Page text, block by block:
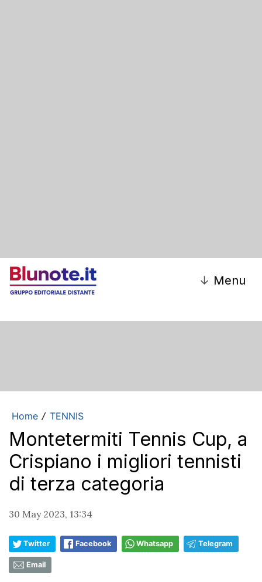
↓ Menu
Home / TENNIS
Montetermiti Tennis Cup, a
Crispiano i migliori tennisti
di terza categoria
30 May 2023, 13:34
Twitter Facebook Whatsapp Telegram
Email